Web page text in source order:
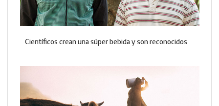
Científicos crean una súper bebida y son reconocidos